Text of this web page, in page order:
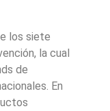
los siete
la cual
de
En